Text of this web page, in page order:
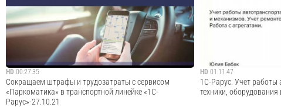
различных отраслях экономики.В этом выпуске ведущая
Лана Самарина — первый заместитель главного
редактора ТАСС — говорит о цифровизации...
Cмотреть видео
логистика,
автотранспортом КОРП".
HD 00:27:35
Сокращаем штрафы и трудозатраты с сервисом
«Паркоматика» в транспортной линейке «1С-
Рарус»-27.10.21
HD 01:11:47
1С-Рарус: Учет работы
техники,